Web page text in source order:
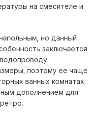
на смесителе и
но данный
заключается
поэтому ее чаще
ванных комнатах.
дополнением для